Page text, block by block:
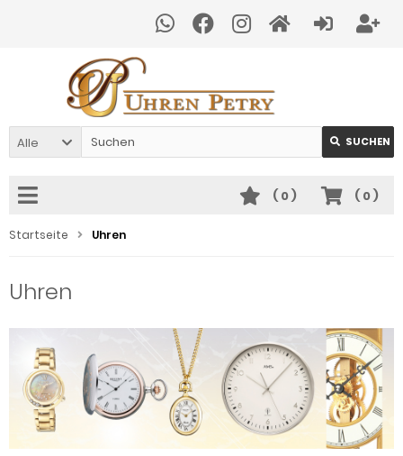
Alle SUCHEN
( 0)
( 0)
Startseite Uhren
Uhren